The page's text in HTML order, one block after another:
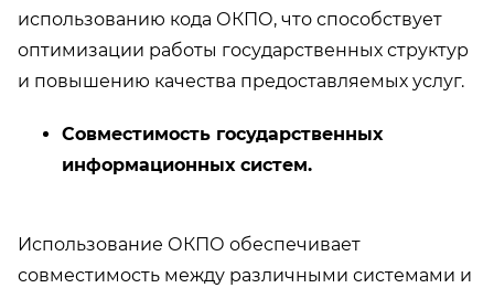
использованию кода ОКПО, что способствует
оптимизации работы государственных структур
и повышению качества предоставляемых услуг.
Совместимость государственных
информационных систем.
Использование ОКПО обеспечивает
совместимость между различными системами и